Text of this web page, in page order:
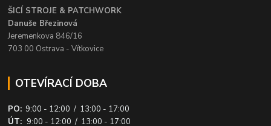
ŠICÍ STROJE & PATCHWORK
Danuše Březinová
Jeremenkova 846/16
703 00 Ostrava - Vítkovice
OTEVÍRACÍ DOBA
PO: 9:00 - 12:00 / 13:00 - 17:00
ÚT: 9:00 - 12:00 / 13:00 - 17:00